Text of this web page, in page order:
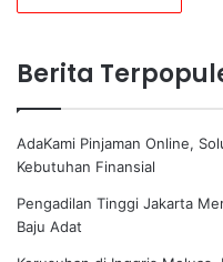
Berita
AdaKami Pinjaman Online,
Kebutuhan Finansial
Pengadilan Tinggi Jakarta
Baju Adat